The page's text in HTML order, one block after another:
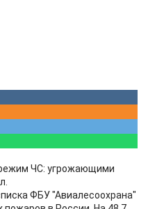
ЧС: угрожающими
ФБУ "Авиалесоохрана"